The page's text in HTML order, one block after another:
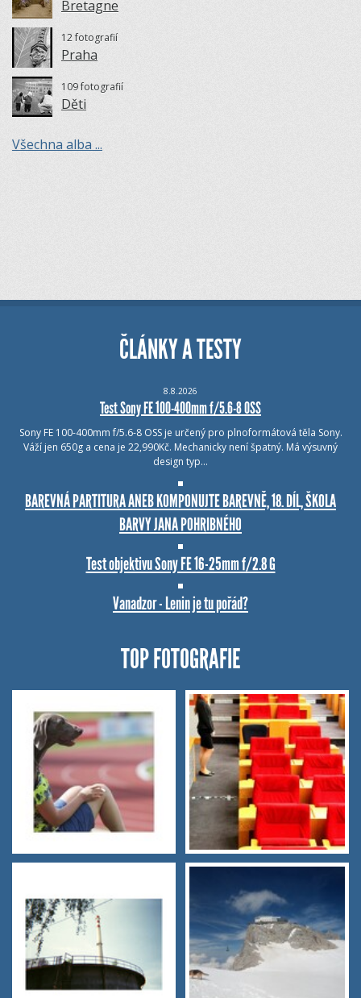
Bretagne
12 fotografií
Praha
109 fotografií
Děti
Všechna alba ...
ČLÁNKY A TESTY
8.8.2026
Test Sony FE 100-400mm f/5.6-8 OSS
Sony FE 100-400mm f/5.6-8 OSS je určený pro plnoformátová těla Sony.
Váží jen 650g a cena je 22,990Kč. Mechanicky není špatný. Má výsuvný
design typ…
BAREVNÁ PARTITURA ANEB KOMPONUJTE BAREVNĚ, 18. DÍL, ŠKOLA
BARVY JANA POHRIBNÉHO
Test objektivu Sony FE 16-25mm f/2.8 G
Vanadzor - Lenin je tu pořád?
TOP FOTOGRAFIE